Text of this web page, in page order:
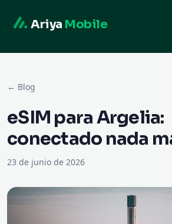
Ariya Mobile
← Blog
eSIM para Argelia:
conectado nada
23 de junio de 2026